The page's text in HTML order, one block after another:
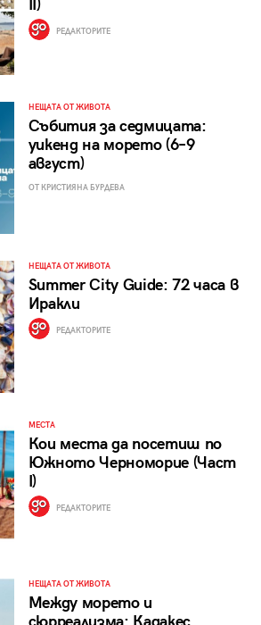
II)
РЕДАКТОРИТЕ
НЕЩАТА ОТ ЖИВОТА
Събития за седмицата:
уикенд на морето (6–9
август)
ОТ КРИСТИЯНА БУРДЕВА
НЕЩАТА ОТ ЖИВОТА
Summer City Guide: 72 часа в
Иракли
РЕДАКТОРИТЕ
МЕСТА
Кои места да посетиш по
Южното Черноморие (Част
I)
РЕДАКТОРИТЕ
НЕЩАТА ОТ ЖИВОТА
Между морето и